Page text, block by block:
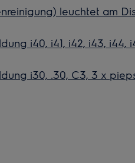
leuchtet am
i40, i41, i42, i43, i44,
i30, .30, C3, 3 x